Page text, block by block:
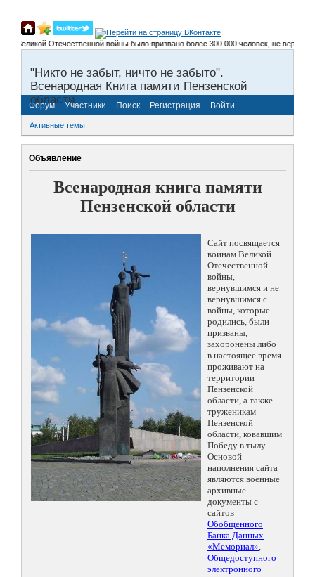
Великой Отечественной войны было призвано более 300 000 человек, не
"Никто не забыт, ничто не забыто".
Всенародная Книга памяти Пензенской
области.
Форум Участники Поиск Регистрация Войти
Активные темы
Объявление
Всенародная книга памяти
Пензенской области
Сайт посвящается
воинам Великой
Отечественной
войны,
вернувшимся и не
вернувшимся с
войны, которые
родились, были
призваны,
захоронены либо
в настоящее время
проживают на
территории
Пензенской
области, а также
труженикам
Пензенской
области, ковавшим
Победу в тылу.
Основой
наполнения сайта
являются военные
архивные
документы с
сайтов
Обобщенного
Банка Данных
«Мемориал»,
Общедоступного
электронного